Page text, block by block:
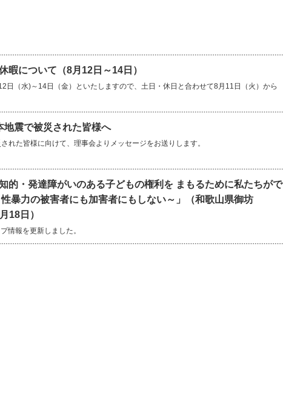
暇について（8月12日～14日）
日（水)～14日（金）といたしますので、土日・休日と合わせて8月11日（火）から
地震で被災された皆様へ
れた皆様に向けて、理事会よりメッセージをお送りします。
的・発達障がいのある子どもの権利を まもるために私たちがで
暴力の被害者にも加害者にもしない～」（和歌山県御坊
18日）
情報を更新しました。